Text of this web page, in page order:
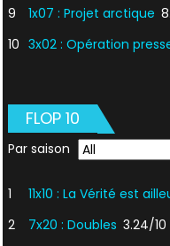
9
1x07 : Projet arctique
10 3x02 : Opération
FLOP 10
Par saison
1 11x10 : La Vérité est
2
7x20 : Doubles 3.24/10